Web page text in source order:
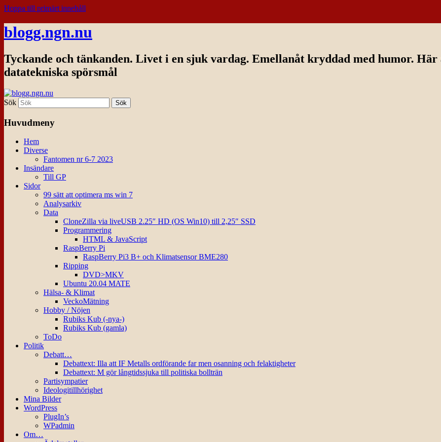
Hoppa till primärt innehåll
blogg.ngn.nu
Tyckande och tänkanden. Livet i en sjuk vardag. Emellanåt kryddad med humor.
datatekniska spörsmål
Sök
Huvudmeny
Hem
Diverse
Fantomen nr 6-7 2023
Insändare
Till GP
Sidor
99 sätt att optimera ms win 7
Analysarkiv
Data
CloneZilla via liveUSB 2.25″ HD (OS Win10) till 2,25″ SSD
Programmering
HTML & JavaScript
RaspBerry Pi
RaspBerry Pi3 B+ och Klimatsensor BME280
Ripping
DVD>MKV
Ubuntu 20.04 MATE
Hälsa- & Klimat
VeckoMätning
Hobby / Nöjen
Rubiks Kub (-nya-)
Rubiks Kub (gamla)
ToDo
Politik
Debatt…
Debattext: Illa att IF Metalls ordförande far men osanning och felaktigheter
Debattext: M gör långtidssjuka till politiska bollträn
Partisympatier
Ideologitillhörighet
Mina Bilder
WordPress
PlugIn’s
WPadmin
Om…